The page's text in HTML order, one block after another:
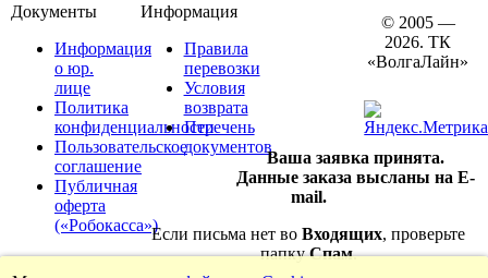
Документы
Информация
о юр.
лице
Политика
конфиденциальности
Пользовательское
соглашение
Публичная
оферта
(«Робокасса»)
Информация
Правила
перевозки
Условия
возврата
Перечень
документов
© 2005 —
2026. ТК
«ВолгаЛайн»
Ваша заявка принята.
Данные заказа высланы на E-
mail.
Если письма нет воВходящих, проверьте
папкуСпам.